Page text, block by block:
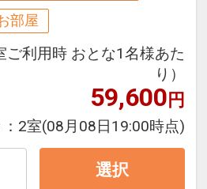
当館からご案内する
ご利用となります
：00
望に添えない場合もご
トドリンク、アルコー
ーとなりますがフリー
部屋
ご利用時 おとな1名様あた
り）
59,600円
2室(08月08日19:00時点)
選択